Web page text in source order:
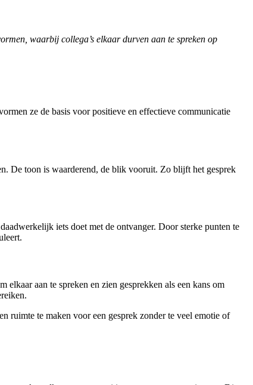
waarbij collega’s elkaar durven aan te spreken op
ze de basis voor positieve en effectieve communicatie
De toon is waarderend, de blik vooruit. Zo blijft het gesprek
iets doet met de ontvanger. Door sterke punten te
aan te spreken en zien gesprekken als een kans om
ruimte te maken voor een gesprek zonder te veel emotie of